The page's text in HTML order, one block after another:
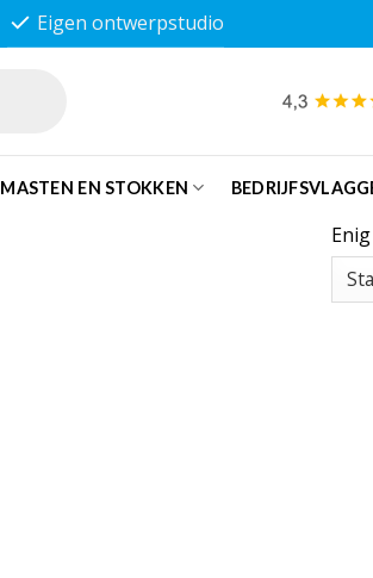
Eigen ontwerpstudio
MASTEN EN STOKKEN